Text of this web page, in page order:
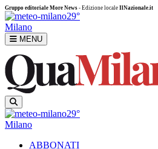
Gruppo editoriale More News - Edizione locale IlNazionale.it
29°
Milano
MENU
29°
Milano
ABBONATI